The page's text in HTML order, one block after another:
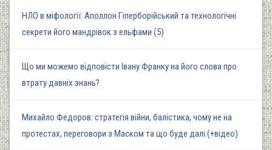
НЛО в міфології: Аполлон Гіперборійський та технологічні
секрети його мандрівок з ельфами (5)
Що ми можемо відповісти Івану Франку на його слова про
втрату давніх знань?
Михайло Федоров: стратегія війни, балістика, чому не на
протестах, переговори з Маском та що буде далі (+відео)